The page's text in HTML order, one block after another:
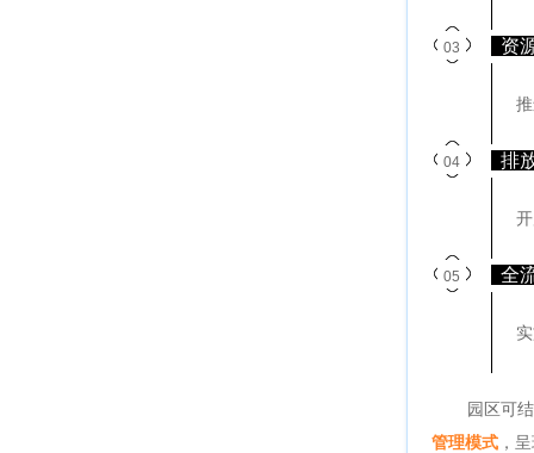
03 资
04 排
05 全
园区可
管理模式，